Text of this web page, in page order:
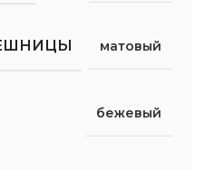
матовый
бежевый